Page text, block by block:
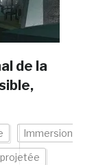
de la
Immersion